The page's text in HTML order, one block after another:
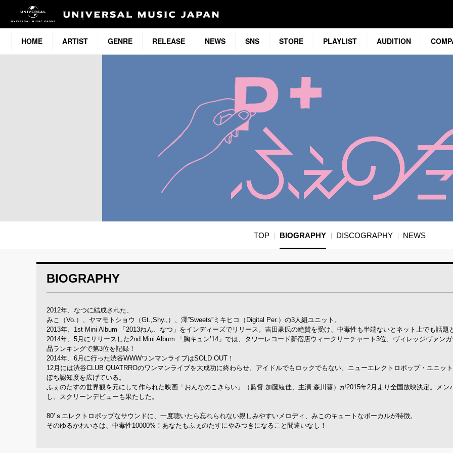
HOME ARTIST GENRE RELEASE NEWS SNS STORE PLAYLIST AUDITION
TOP BIOGRAPHY DISCOGRAPHY NEWS
BIOGRAPHY
2012年、なつに結成された、
みこ（Vo.）、ヤマモトショウ（Gt.,Shy.,）、澤”Sweets”ミキヒコ（Digital Per.）の3人組ユニット。
2013年、1st Mini Album 「2013ねん、なつ」をインディーズでリリース。吉田豪氏の絶賛を受け、中毒性も半端ないとネット上でも話題
2014年、5月にリリースした2nd Mini Album 「胸キュン’14」では、タワーレコード新宿店ウィークリーチャート3位、ヴィレッジヴァン
品ランキングで第3位を記録！
2014年、6月に行った渋谷WWWワンマンライブはSOLD OUT！
12月には渋谷CLUB QUATRROのワンマンライブを大成功に終わらせ、アイドルでもロックでもない、ニューエレクトロポップ・ユニッ
ぼち認知度を広げている。
ふぇのたすの世界観を元にして作られた映画「おんなのこきらい」（監督:加藤綾佳、主演:森川葵）が2015年2月より全国放映決定。メン
し、スクリーンデビューも果たした。
80’ｓエレクトロポップなサウンドに、一度聴いたら忘れられない親しみやすいメロディ、みこのキュートなボーカルが特徴。
そのゆるかわいさは、中毒性10000%！あなたもふぇのたすにやみつきになること間違いなし！